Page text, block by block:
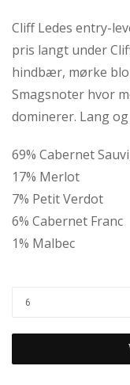
Cliff Ledes entry-
pris langt under
hindbær, mørke
Smagsnoter hvor
dominerer. Lang
69% Cabernet
17% Merlot
7% Petit Verdot
6% Cabernet Franc
1% Malbec